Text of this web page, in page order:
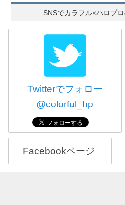
SNSでカラフル×ハロプ
Twitterでフォロー
@colorful_hp
Facebookページ